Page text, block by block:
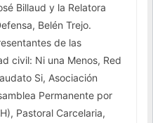
Billaud y la Relatora
Belén Trejo.
de las
civil: Ni una Menos, Red
Si, Asociación
Permanente por
Pastoral Carcelaria,